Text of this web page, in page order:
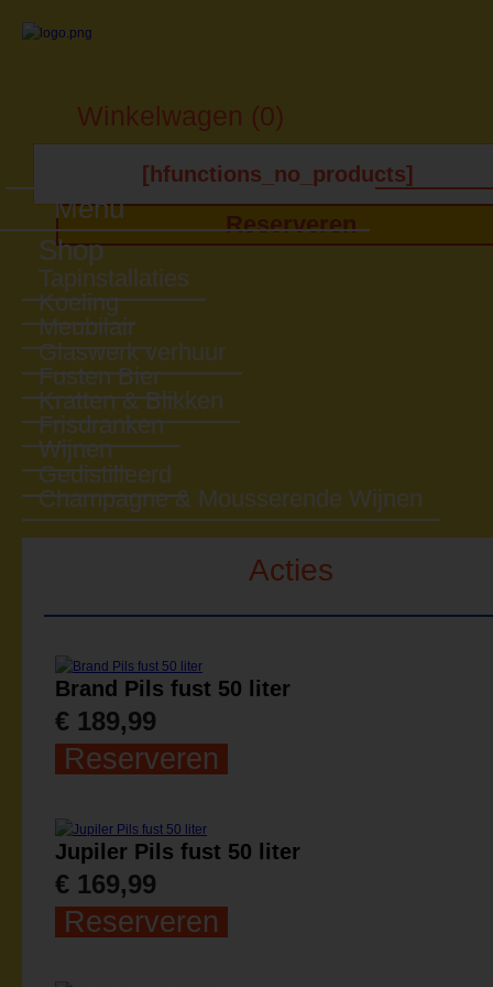
Winkelwagen (0)
[hfunctions_no_products]
Reserveren
Menu
Shop
Tapinstallaties
Koeling
Meubilair
Glaswerk verhuur
Fusten Bier
Kratten & Blikken
Frisdranken
Wijnen
Gedistilleerd
Champagne & Mousserende Wijnen
Acties
Brand Pils fust 50 liter
€ 189,99
Reserveren
Jupiler Pils fust 50 liter
€ 169,99
Reserveren